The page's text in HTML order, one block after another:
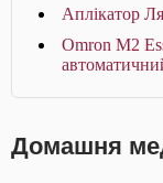
Аплікатор
Omron M2
Домашня